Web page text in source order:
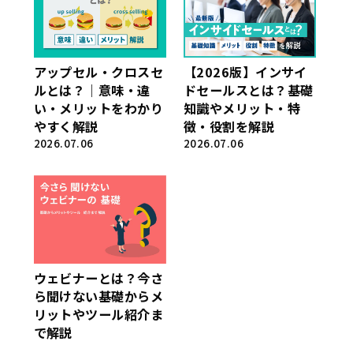
アップセル・クロスセ
ルとは？｜意味・違
い・メリットをわかり
やすく解説
2026.07.06
【2026版】インサイ
ドセールスとは？基礎
知識やメリット・特
徴・役割を解説
2026.07.06
ウェビナーとは？今さ
ら聞けない基礎からメ
リットやツール紹介ま
で解説